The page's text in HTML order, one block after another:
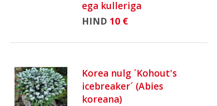
ega kulleriga
HIND 10 €
Korea nulg ´Kohout's
icebreaker´ (Abies
koreana)